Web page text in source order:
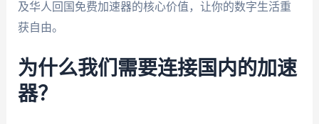
及华人回国免费加速器的核心价值，让你的数字生活重
获自由。
为什么我们需要连接国内的加速
器？